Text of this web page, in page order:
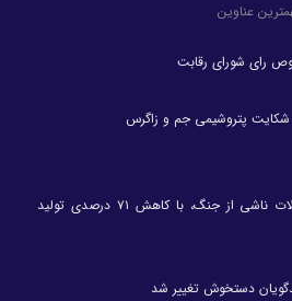
عناوین
رای شورای رقابت
پتروشیمی جم و زاگرس
پتروشیمی اروند پس از اختلالات ناشی از جنگ، با کاهش ۷۱ درصدی تولید
دستخوش تغییر شد